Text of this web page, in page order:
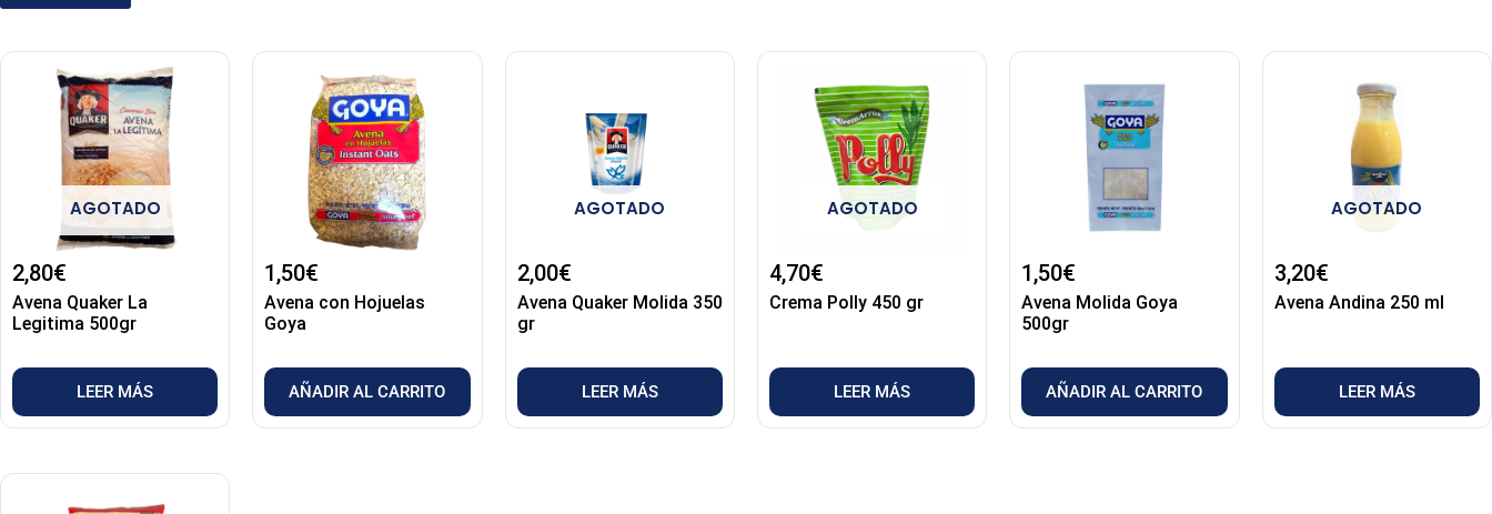
AGOTADO
2,80€
Avena Quaker La
Legitima 500gr
LEER MÁS
1,50€
Avena con Hojuelas
Goya
AÑADIR AL CARRITO
AGOTADO
2,00€
Avena Quaker Molida 350
gr
LEER MÁS
AGOTADO
4,70€
Crema Polly 450 gr
LEER MÁS
1,50€
Avena Molida Goya
500gr
AÑADIR AL CARRITO
AGOTADO
3,20€
Avena Andina 250 ml
LEER MÁS